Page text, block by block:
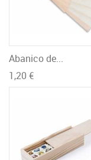
Abanico de...
1,20 €